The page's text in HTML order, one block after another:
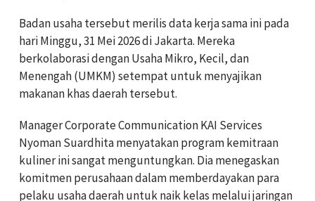
Badan usaha tersebut merilis data kerja sama ini pada
hari Minggu, 31 Mei 2026 di Jakarta. Mereka
berkolaborasi dengan Usaha Mikro, Kecil, dan
Menengah (UMKM) setempat untuk menyajikan
makanan khas daerah tersebut.
Manager Corporate Communication KAI Services
Nyoman Suardhita menyatakan program kemitraan
kuliner ini sangat menguntungkan. Dia menegaskan
komitmen perusahaan dalam memberdayakan para
pelaku usaha daerah untuk naik kelas melalui jaringan